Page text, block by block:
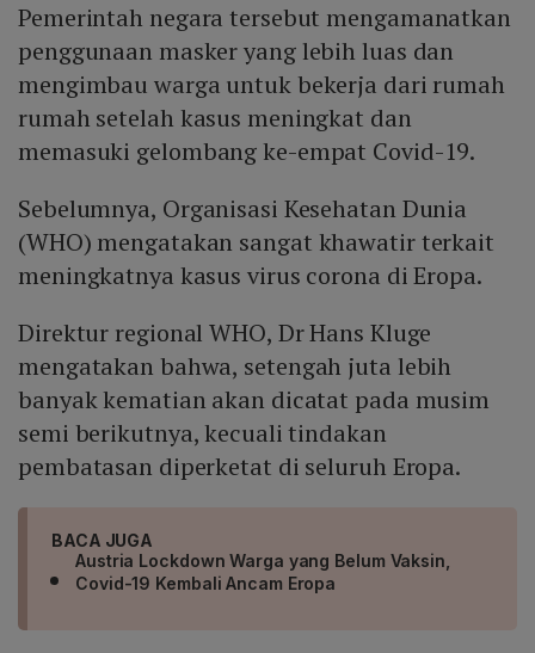
Pemerintah negara tersebut mengamanatkan
penggunaan masker yang lebih luas dan
mengimbau warga untuk bekerja dari rumah
rumah setelah kasus meningkat dan
memasuki gelombang ke-empat Covid-19.
Sebelumnya, Organisasi Kesehatan Dunia
(WHO) mengatakan sangat khawatir terkait
meningkatnya kasus virus corona di Eropa.
Direktur regional WHO, Dr Hans Kluge
mengatakan bahwa, setengah juta lebih
banyak kematian akan dicatat pada musim
semi berikutnya, kecuali tindakan
pembatasan diperketat di seluruh Eropa.
BACA JUGA
Austria Lockdown Warga yang Belum Vaksin,
Covid-19 Kembali Ancam Eropa